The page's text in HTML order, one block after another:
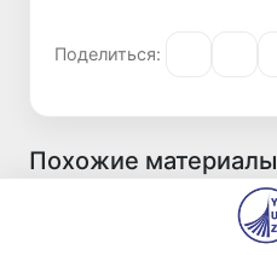
Поделиться:
Похожие материалы